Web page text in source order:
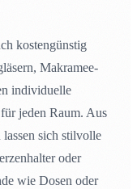
kostengünstig
Makramee-
individuelle
jeden Raum. Aus
sich stilvolle
oder
wie Dosen oder